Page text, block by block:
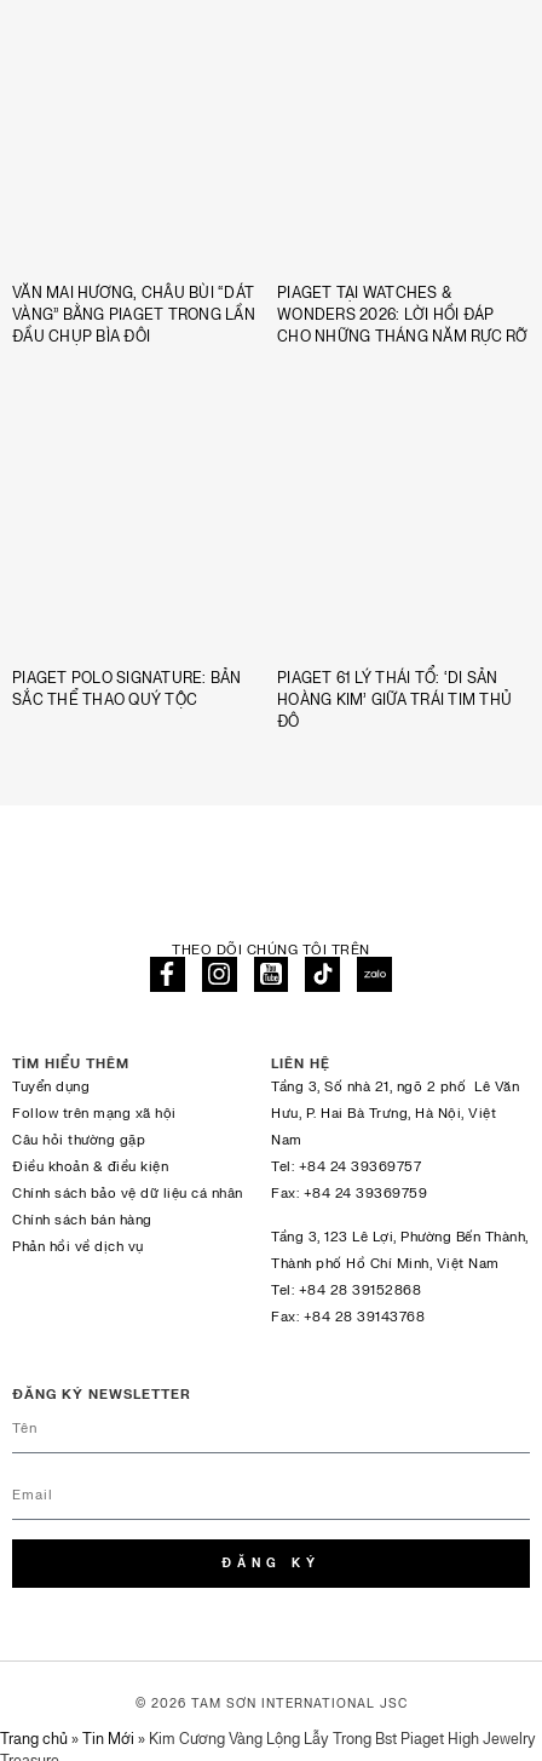
VĂN MAI HƯƠNG, CHÂU BÙI “DÁT
VÀNG” BẰNG PIAGET TRONG LẦN
ĐẦU CHỤP BÌA ĐÔI
PIAGET TẠI WATCHES &
WONDERS 2026: LỜI HỒI ĐÁP
CHO NHỮNG THÁNG NĂM RỰC RỠ
PIAGET POLO SIGNATURE: BẢN
SẮC THỂ THAO QUÝ TỘC
PIAGET 61 LÝ THÁI TỔ: ‘DI SẢN
HOÀNG KIM’ GIỮA TRÁI TIM THỦ
ĐÔ
THEO DÕI CHÚNG TÔI TRÊN
TÌM HIỂU THÊM
Tuyển dụng
Follow trên mạng xã hội
Câu hỏi thường gặp
Điều khoản & điều kiện
Chính sách bảo vệ dữ liệu cá nhân
Chính sách bán hàng
Phản hồi về dịch vụ
LIÊN HỆ
Tầng 3, Số nhà 21, ngõ 2 phố Lê Văn
Hưu, P. Hai Bà Trưng, Hà Nội, Việt
Nam
Tel: +84 24 39369757
Fax: +84 24 39369759
Tầng 3, 123 Lê Lợi, Phường Bến Thành,
Thành phố Hồ Chí Minh, Việt Nam
Tel: +84 28 39152868
Fax: +84 28 39143768
ĐĂNG KÝ NEWSLETTER
ĐĂNG KÝ
© 2026 TAM SƠN INTERNATIONAL JSC
Trang chủ»Tin Mới » Kim Cương Vàng Lộng Lẫy Trong Bst Piaget High Jewelry